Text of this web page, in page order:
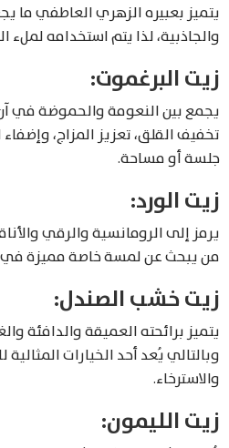
يتميز بعبيره الزهري العاطفي ما
والجاذبية، لذا يتم استخدامه لملء
زيت البرغموت:
يجمع بين النعومة والحموضة في
تخفيف القلق، تعزيز المزاج،
جلسة أو مساحة.
زيت الورد:
يرمز إلى الرومانسية والرقي
من يبحث عن لمسة خاصة مميزة
زيت خشب الصندل:
يتميز برائحته العميقة والدافئة
وبالتالي يُعد أحد الخيارات
والاسترخاء.
زيت الليمون: